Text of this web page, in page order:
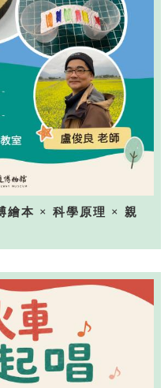
繪本 × 科學原理 × 親